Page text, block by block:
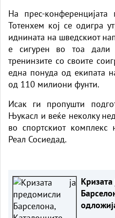
На прес-конференцијата
Тотенхем кој се одигра
иднината на шведскиот
е сигурен во тоа
тренинзите со своите
една понуда од екипата
од 110 милиони фунти.
Исак ги пропушти
Њукасл и веќе неколку
во спортскиот
Реал Сосиедад.